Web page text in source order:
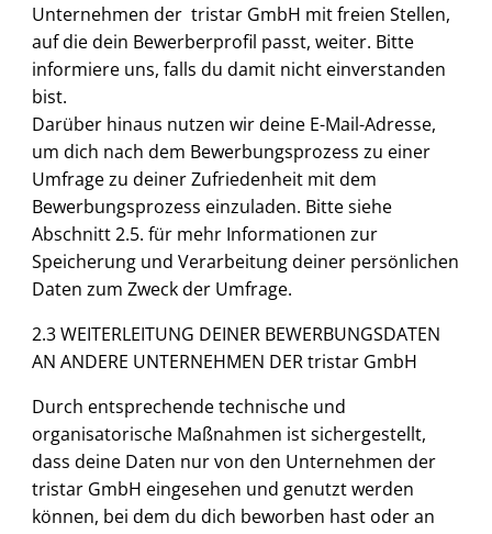
Unternehmen der tristar GmbH mit freien Stellen,
auf die dein Bewerberprofil passt, weiter. Bitte
informiere uns, falls du damit nicht einverstanden
bist.
Darüber hinaus nutzen wir deine E-Mail-Adresse,
um dich nach dem Bewerbungsprozess zu einer
Umfrage zu deiner Zufriedenheit mit dem
Bewerbungsprozess einzuladen. Bitte siehe
Abschnitt 2.5. für mehr Informationen zur
Speicherung und Verarbeitung deiner persönlichen
Daten zum Zweck der Umfrage.
2.3 WEITERLEITUNG DEINER BEWERBUNGSDATEN
AN ANDERE UNTERNEHMEN DER tristar GmbH
Durch entsprechende technische und
organisatorische Maßnahmen ist sichergestellt,
dass deine Daten nur von den Unternehmen der
tristar GmbH eingesehen und genutzt werden
können, bei dem du dich beworben hast oder an